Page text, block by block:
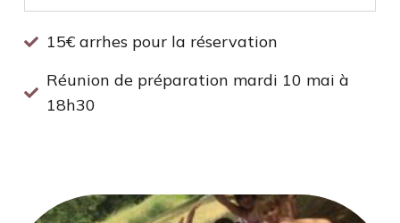
15€ arrhes pour la réservation
Réunion de préparation mardi 10 mai à
18h30